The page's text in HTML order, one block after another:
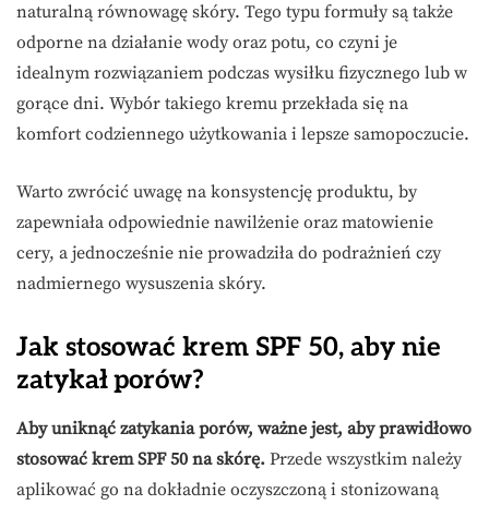
naturalną równowagę skóry. Tego typu formuły są także
odporne na działanie wody oraz potu, co czyni je
idealnym rozwiązaniem podczas wysiłku fizycznego lub w
gorące dni. Wybór takiego kremu przekłada się na
komfort codziennego użytkowania i lepsze samopoczucie.
Warto zwrócić uwagę na konsystencję produktu, by
zapewniała odpowiednie nawilżenie oraz matowienie
cery, a jednocześnie nie prowadziła do podrażnień czy
nadmiernego wysuszenia skóry.
Jak stosować krem SPF 50, aby nie
zatykał porów?
Aby uniknąć zatykania porów, ważne jest, aby prawidłowo
stosować krem SPF 50 na skórę. Przede wszystkim należy
aplikować go na dokładnie oczyszczoną i stonizowaną